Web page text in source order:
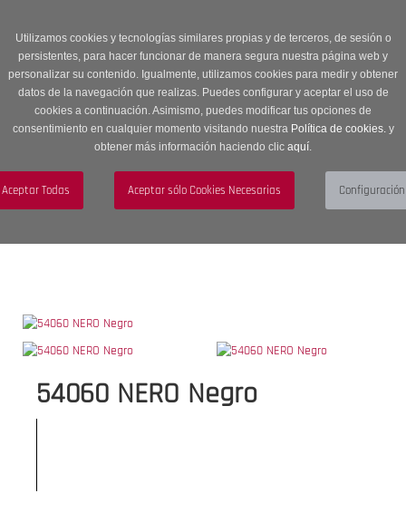
Utilizamos cookies y tecnologías similares propias y de terceros, de sesión o
persistentes, para hacer funcionar de manera segura nuestra página web y
personalizar su contenido. Igualmente, utilizamos cookies para medir y obtener
datos de la navegación que realizas. Puedes configurar y aceptar el uso de
cookies a continuación. Asimismo, puedes modificar tus opciones de
consentimiento en cualquier momento visitando nuestra Política de cookies.y
obtener más información haciendo clic aquí.
descuento en Sección OUTLET con código OUTLET20
navigation
Menú
54060 NERO Negro